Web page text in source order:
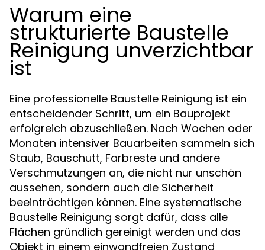
Warum eine
strukturierte Baustelle
Reinigung unverzichtbar
ist
Eine professionelle Baustelle Reinigung ist ein
entscheidender Schritt, um ein Bauprojekt
erfolgreich abzuschließen. Nach Wochen oder
Monaten intensiver Bauarbeiten sammeln sich
Staub, Bauschutt, Farbreste und andere
Verschmutzungen an, die nicht nur unschön
aussehen, sondern auch die Sicherheit
beeinträchtigen können. Eine systematische
Baustelle Reinigung sorgt dafür, dass alle
Flächen gründlich gereinigt werden und das
Objekt in einem einwandfreien Zustand